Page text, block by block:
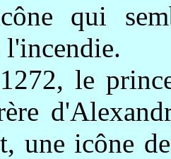
qui
l'incendie.
le
une icône